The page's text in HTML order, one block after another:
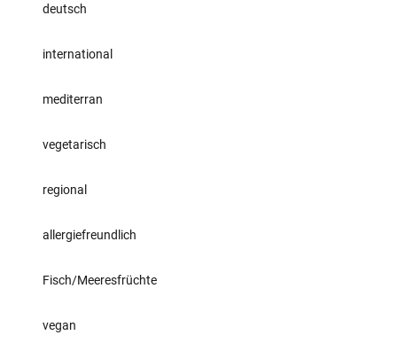
deutsch
international
mediterran
vegetarisch
regional
allergiefreundlich
Fisch/Meeresfrüchte
vegan